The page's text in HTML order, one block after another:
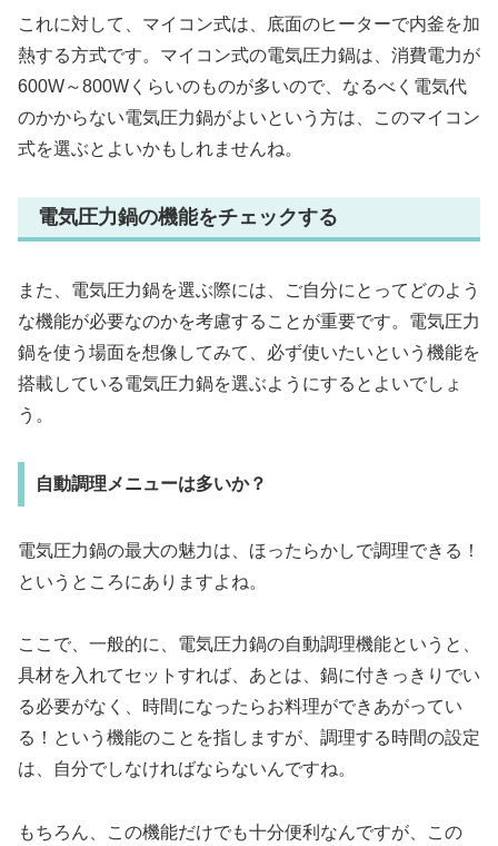
これに対して、マイコン式は、底面のヒーターで内釜を加
熱する方式です。マイコン式の電気圧力鍋は、消費電力が
600W～800Wくらいのものが多いので、なるべく電気代
のかからない電気圧力鍋がよいという方は、このマイコン
式を選ぶとよいかもしれませんね。
電気圧力鍋の機能をチェックする
また、電気圧力鍋を選ぶ際には、ご自分にとってどのよう
な機能が必要なのかを考慮することが重要です。電気圧力
鍋を使う場面を想像してみて、必ず使いたいという機能を
搭載している電気圧力鍋を選ぶようにするとよいでしょ
う。
自動調理メニューは多いか？
電気圧力鍋の最大の魅力は、ほったらかしで調理できる！
というところにありますよね。
ここで、一般的に、電気圧力鍋の自動調理機能というと、
具材を入れてセットすれば、あとは、鍋に付きっきりでい
る必要がなく、時間になったらお料理ができあがってい
る！という機能のことを指しますが、調理する時間の設定
は、自分でしなければならないんですね。
もちろん、この機能だけでも十分便利なんですが、この